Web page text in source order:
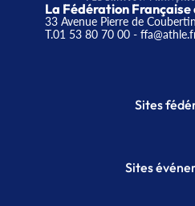
La Fédération
33 Avenue Pierre de
T.01 53 80 70 00-
Sites
Plateforme
Sites